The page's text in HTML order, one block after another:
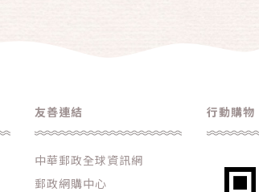
友善連結
中華郵政全球資訊網
郵政網購中心
行動購物